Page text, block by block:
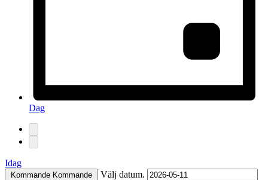
Dag
Idag
Kommande Kommande Välj datum.